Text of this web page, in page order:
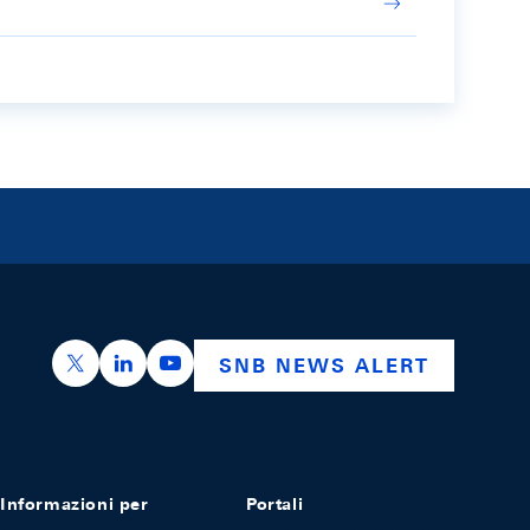
https://x.com/snb_bns
https://ch.linkedin.com/company/swiss-
https://www.youtube.com/
SNB NEWS ALERT
Informazioni per Portali